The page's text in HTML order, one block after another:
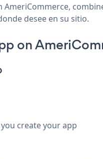
AmeriCommerce,
desee en su sitio.
on
create your app